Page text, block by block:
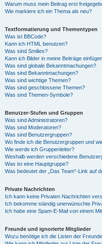
Warum muss mein Beitrag erst
Wie markiere ich ein Thema als neu?
Textformatierung und Thementypen
Was ist BBCode?
Kann ich HTML benutzen?
Was sind Smilies?
Kann ich Bilder in meine Beiträge
Was sind globale Bekanntmachungen?
Was sind Bekanntmachungen?
Was sind wichtige Themen?
Was sind geschlossene Themen?
Was sind Themen-Symbole?
Benutzer-Stufen und Gruppen
Was sind Administratoren?
Was sind Moderatoren?
Was sind Benutzergruppen?
Wo finde ich die Benutzergruppen und
Wie werde ich Gruppenleiter?
Weshalb werden verschiedene
Was ist eine Hauptgruppe?
Was bedeutet der „Das Team“-Link auf
Private Nachrichten
Ich kann keine Privaten Nachrichten
Ich bekomme ständig unerwünschte
Ich habe eine Spam-E-Mail von einem
Freunde und ignorierte Mitglieder
Wozu benötige ich die Listen der